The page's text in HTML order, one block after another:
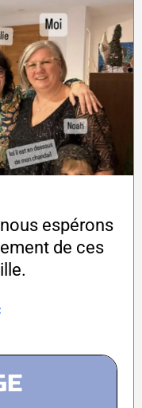
espérons
de ces